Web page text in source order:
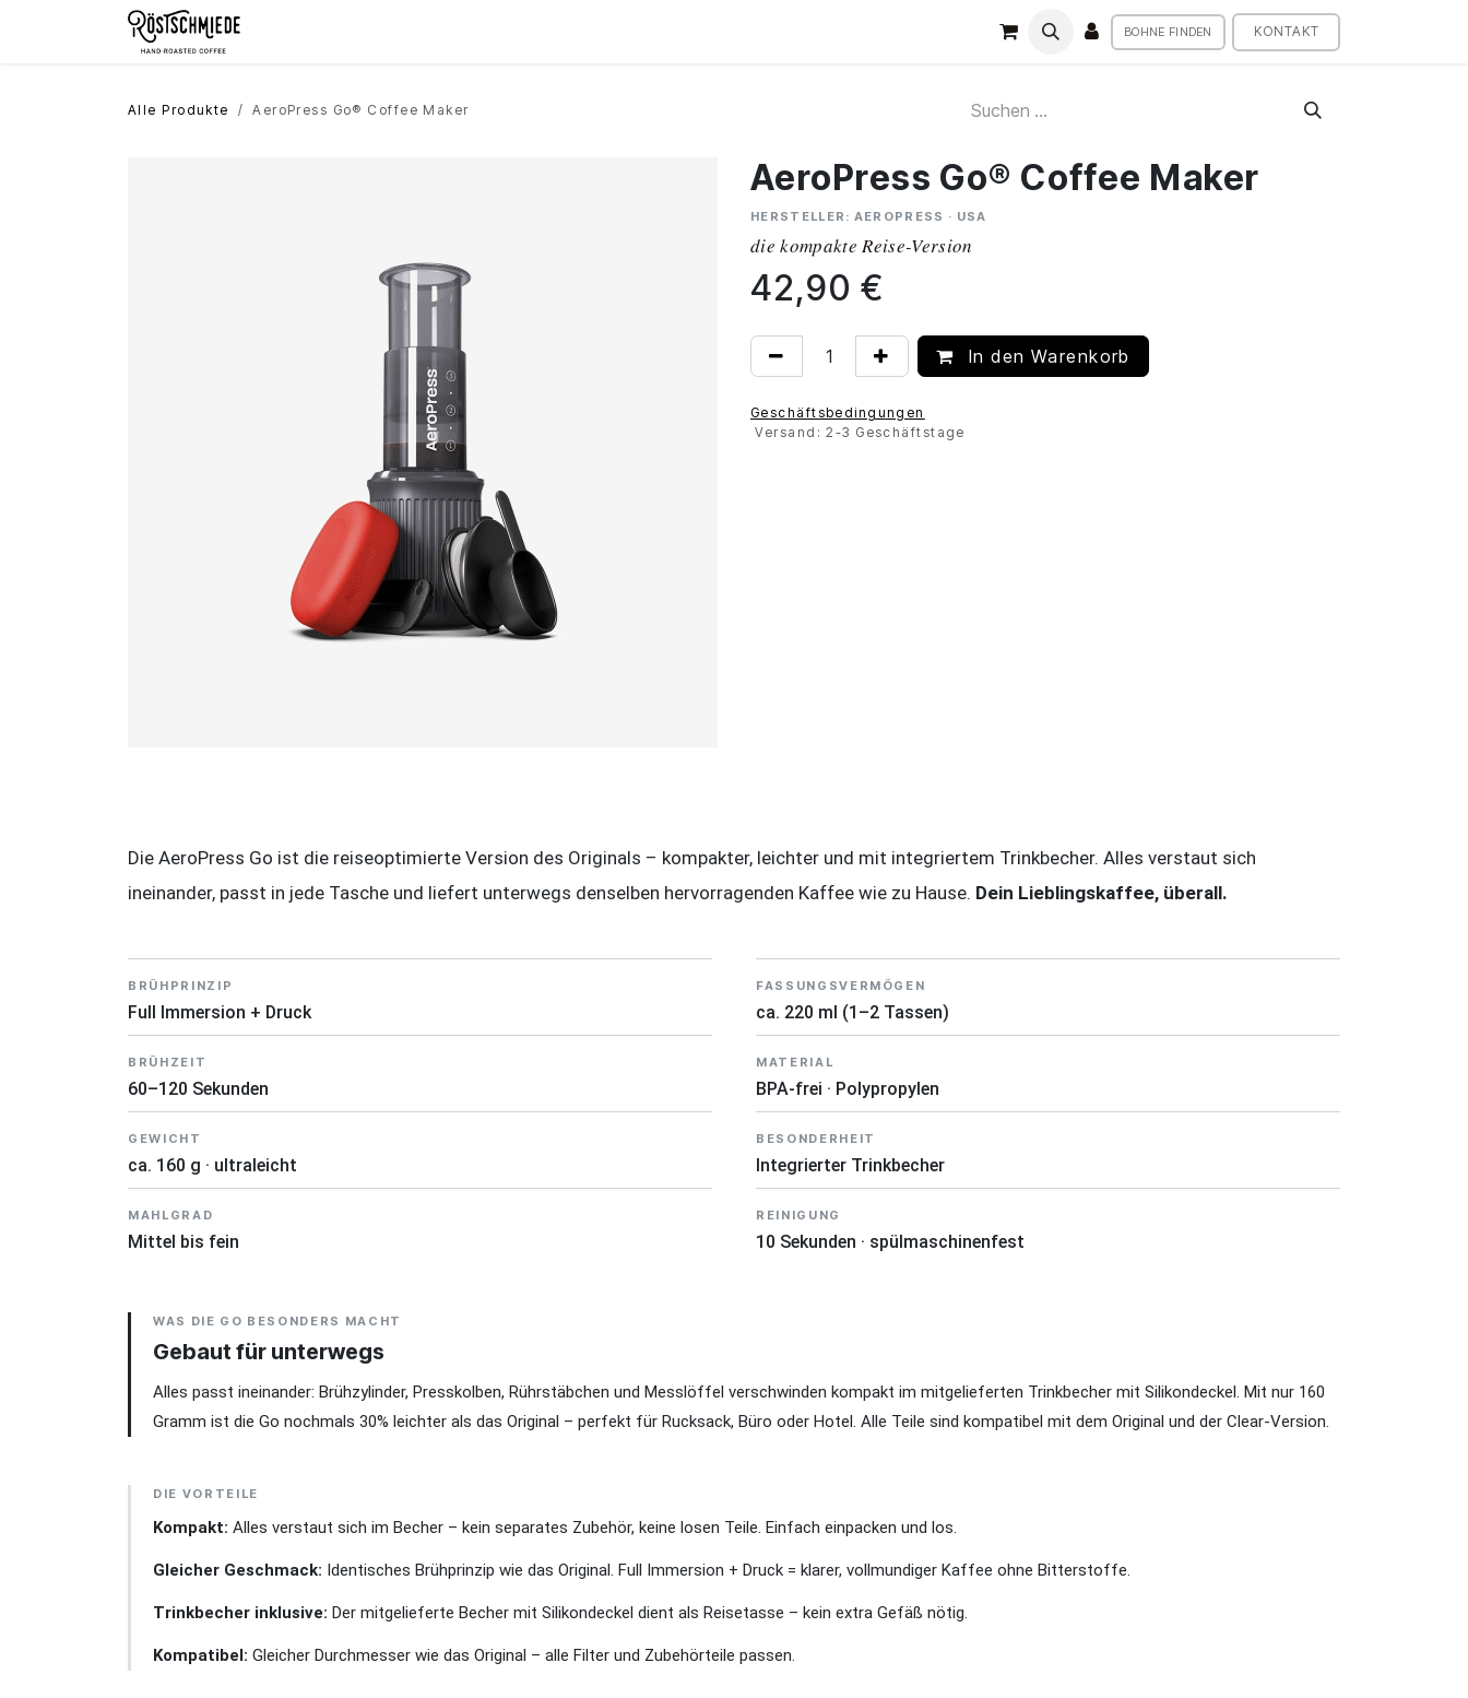
Zum Inhalt springen
BOHNE FINDEN KONTAKT
Alle Produkte AeroPress Go® Coffee Maker
AeroPress Go® Coffee Maker
HERSTELLER: AEROPRESS · USA
die kompakte Reise-Version
42,90 €
In den Warenkorb
Geschäftsbedingungen
Versand: 2-3 Geschäftstage
Die AeroPress Go ist die reiseoptimierte Version des Originals – kompakter, leichter und mit integriertem Trinkbecher. Alles verstaut sich
ineinander, passt in jede Tasche und liefert unterwegs denselben hervorragenden Kaffee wie zu Hause. Dein Lieblingskaffee, überall.
BRÜHPRINZIP
Full Immersion + Druck
FASSUNGSVERMÖGEN
ca. 220 ml (1–2 Tassen)
BRÜHZEIT
60–120 Sekunden
MATERIAL
BPA-frei · Polypropylen
GEWICHT
ca. 160 g · ultraleicht
BESONDERHEIT
Integrierter Trinkbecher
MAHLGRAD
Mittel bis fein
REINIGUNG
10 Sekunden · spülmaschinenfest
WAS DIE GO BESONDERS MACHT
Gebaut für unterwegs
Alles passt ineinander: Brühzylinder, Presskolben, Rührstäbchen und Messlöffel verschwinden kompakt im mitgelieferten Trinkbecher mit Silikondeckel. Mit nur 160
Gramm ist die Go nochmals 30% leichter als das Original – perfekt für Rucksack, Büro oder Hotel. Alle Teile sind kompatibel mit dem Original und der Clear-Version.
DIE VORTEILE
Kompakt: Alles verstaut sich im Becher – kein separates Zubehör, keine losen Teile. Einfach einpacken und los.
Gleicher Geschmack: Identisches Brühprinzip wie das Original. Full Immersion + Druck = klarer, vollmundiger Kaffee ohne Bitterstoffe.
Trinkbecher inklusive: Der mitgelieferte Becher mit Silikondeckel dient als Reisetasse – kein extra Gefäß nötig.
Kompatibel: Gleicher Durchmesser wie das Original – alle Filter und Zubehörteile passen.